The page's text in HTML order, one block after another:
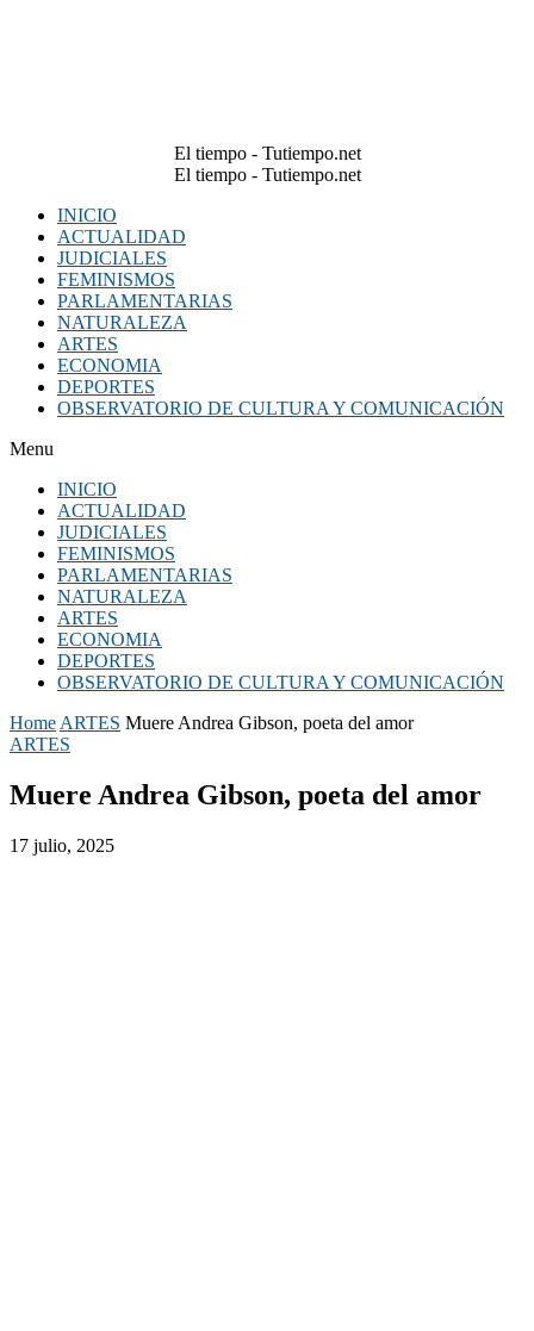
El tiempo - Tutiempo.net
El tiempo - Tutiempo.net
INICIO
ACTUALIDAD
JUDICIALES
FEMINISMOS
PARLAMENTARIAS
NATURALEZA
ARTES
ECONOMIA
DEPORTES
OBSERVATORIO DE CULTURA Y COMUNICACIÓN
Menu
INICIO
ACTUALIDAD
JUDICIALES
FEMINISMOS
PARLAMENTARIAS
NATURALEZA
ARTES
ECONOMIA
DEPORTES
OBSERVATORIO DE CULTURA Y COMUNICACIÓN
Home ARTES Muere Andrea Gibson, poeta del amor
ARTES
Muere Andrea Gibson, poeta del amor
17 julio, 2025